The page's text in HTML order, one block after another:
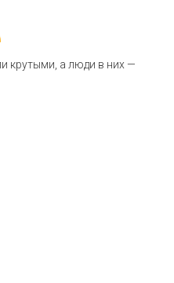
крутыми, а люди в них —